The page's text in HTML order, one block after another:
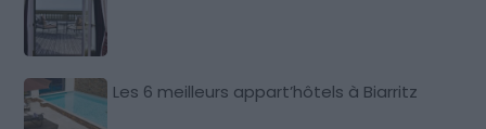
Les 6 meilleurs appart’hôtels à Biarritz